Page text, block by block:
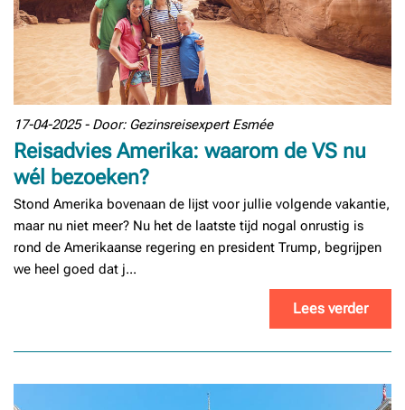
17-04-2025 - Door: Gezinsreisexpert Esmée
Reisadvies Amerika: waarom de VS nu
wél bezoeken?
Stond Amerika bovenaan de lijst voor jullie volgende vakantie,
maar nu niet meer? Nu het de laatste tijd nogal onrustig is
rond de Amerikaanse regering en president Trump, begrijpen
we heel goed dat j...
Lees verder